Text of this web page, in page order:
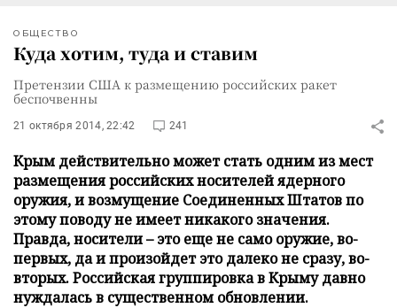
ОБЩЕСТВО
Куда хотим, туда и ставим
Претензии США к размещению российских ракет
беспочвенны
21 октября 2014, 22:42 241
Крым действительно может стать одним из мест
размещения российских носителей ядерного
оружия, и возмущение Соединенных Штатов по
этому поводу не имеет никакого значения.
Правда, носители – это еще не само оружие, во-
первых, да и произойдет это далеко не сразу, во-
вторых. Российская группировка в Крыму давно
нуждалась в существенном обновлении.